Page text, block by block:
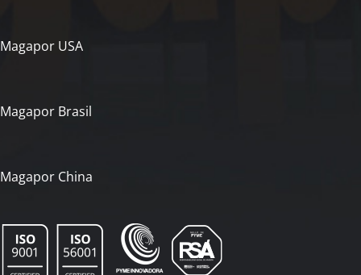
Magapor USA
Magapor Brasil
Magapor China